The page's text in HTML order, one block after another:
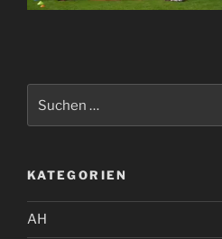
KATEGORIEN
AH